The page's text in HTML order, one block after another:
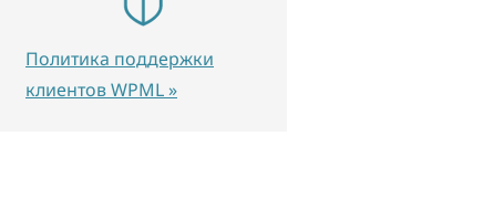
Политика поддержки
клиентов WPML »